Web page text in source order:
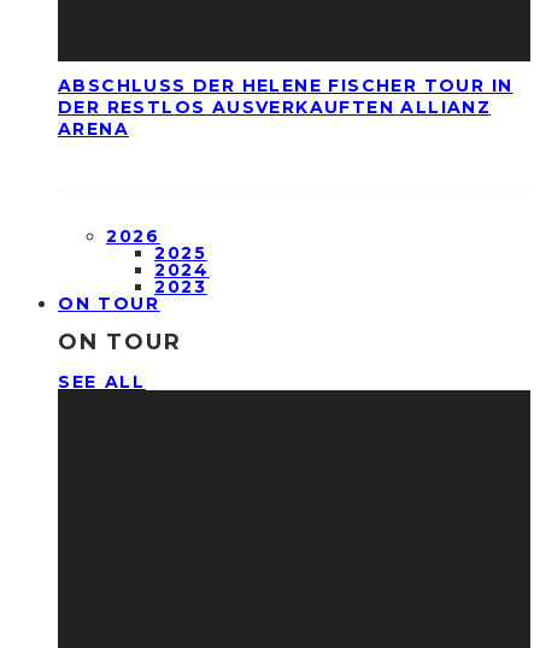
ABSCHLUSS DER HELENE FISCHER TOUR IN
DER RESTLOS AUSVERKAUFTEN ALLIANZ
ARENA
2026
2025
2024
2023
ON TOUR
ON TOUR
SEE ALL